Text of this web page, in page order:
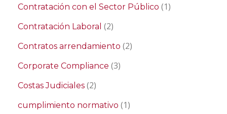
Contratación con el Sector Público (1)
Contratación Laboral (2)
Contratos arrendamiento (2)
Corporate Compliance (3)
Costas Judiciales (2)
cumplimiento normativo (1)